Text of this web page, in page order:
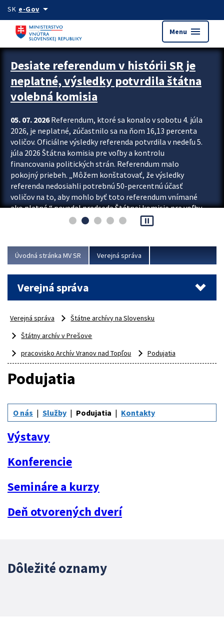
Preskocit na hlavný obsah
SK e-Govarrow_drop_down
Menu menu
Zastavit automatický posun upútavok
Desiate referendum v histórii SR je
neplatné, výsledky potvrdila štátna
volebná komisia
05. 07. 2026Referendum, ktoré sa konalo v sobotu 4. júla
2026, je neplatné, zúčastnilo sa na ňom 16,13 percenta
voličov. Oficiálne výsledky referenda potvrdila v nedeľu 5.
júla 2026 Štátna komisia pre voľby a kontrolu
financovania politických strán. Referendum malo
pokojný priebeh. „Môžem konštatovať, že výsledky
referenda nedosiahli potrebnú 50-percentnú účasť
voličov na to, aby mohlo byť toto referendum vnímané
ako platné,“ povedal predseda Štátnej komisie pre voľby
a kontrolu financovania politických...
pause_presentation
Úvodná stránka MV SR Verejná správa
Verejná správa
Verejná správa
Štátne archívy na Slovensku
Štátny archív v Prešove
pracovisko Archív Vranov nad Topľou
Podujatia
Podujatia
O nás Služby Podujatia Kontakty
Výstavy
Konferencie
Semináre a kurzy
Deň otvorených dverí
Dôležité oznamy